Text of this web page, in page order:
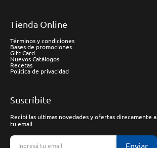
Tienda Online
Términos y condiciones
Bases de promociones
Gift Card
Nuevos Catálogos
Recetas
Política de privacidad
Suscríbite
Recibí las ultimas novedades y ofertas direcamente a
tu email
Enviar